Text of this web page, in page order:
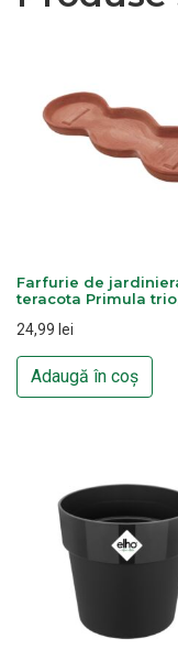
Farfurie de
teracota Primula
24,99 lei
Adaugă în coș